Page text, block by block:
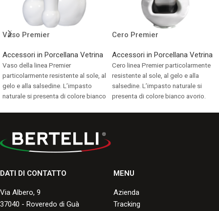
Vaso Premier
Accessori in Porcellana Vetrina
Vaso della linea Premier
particolarmente resistente al sole, al
gelo e alla salsedine. L’impasto
naturale si presenta di colore bianco
Cero Premier
Accessori in Porcellana Vetrina
Cero linea Premier particolarmente
resistente al sole, al gelo e alla
salsedine. L’impasto naturale si
presenta di colore bianco avorio.
Consulta i formati disponibili.
DATI DI CONTATTO
Via Albero, 9
37040 - Roveredo di Guà
MENU
Azienda
Tracking